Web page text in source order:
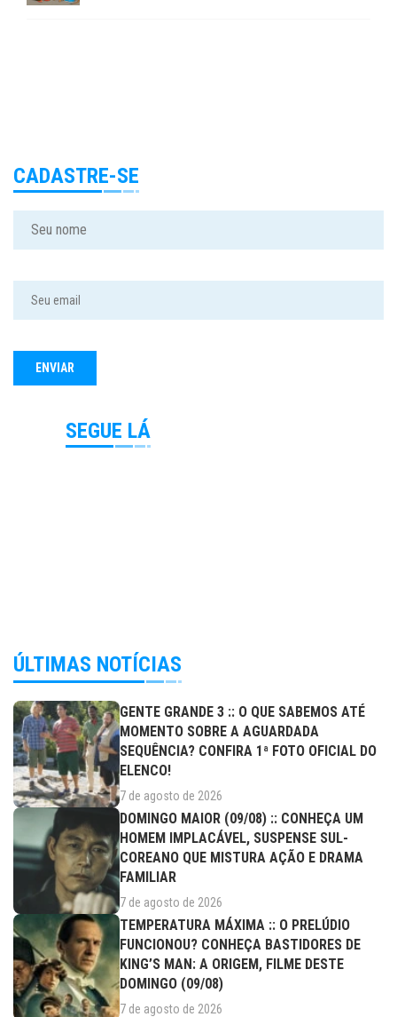
CADASTRE-SE
SEGUE LÁ
ÚLTIMAS NOTÍCIAS
GENTE GRANDE 3 :: O QUE SABEMOS ATÉ
MOMENTO SOBRE A AGUARDADA
SEQUÊNCIA? CONFIRA 1ª FOTO OFICIAL DO
ELENCO!
7 de agosto de 2026
DOMINGO MAIOR (09/08) :: CONHEÇA UM
HOMEM IMPLACÁVEL, SUSPENSE SUL-
COREANO QUE MISTURA AÇÃO E DRAMA
FAMILIAR
7 de agosto de 2026
TEMPERATURA MÁXIMA :: O PRELÚDIO
FUNCIONOU? CONHEÇA BASTIDORES DE
KING’S MAN: A ORIGEM, FILME DESTE
DOMINGO (09/08)
7 de agosto de 2026